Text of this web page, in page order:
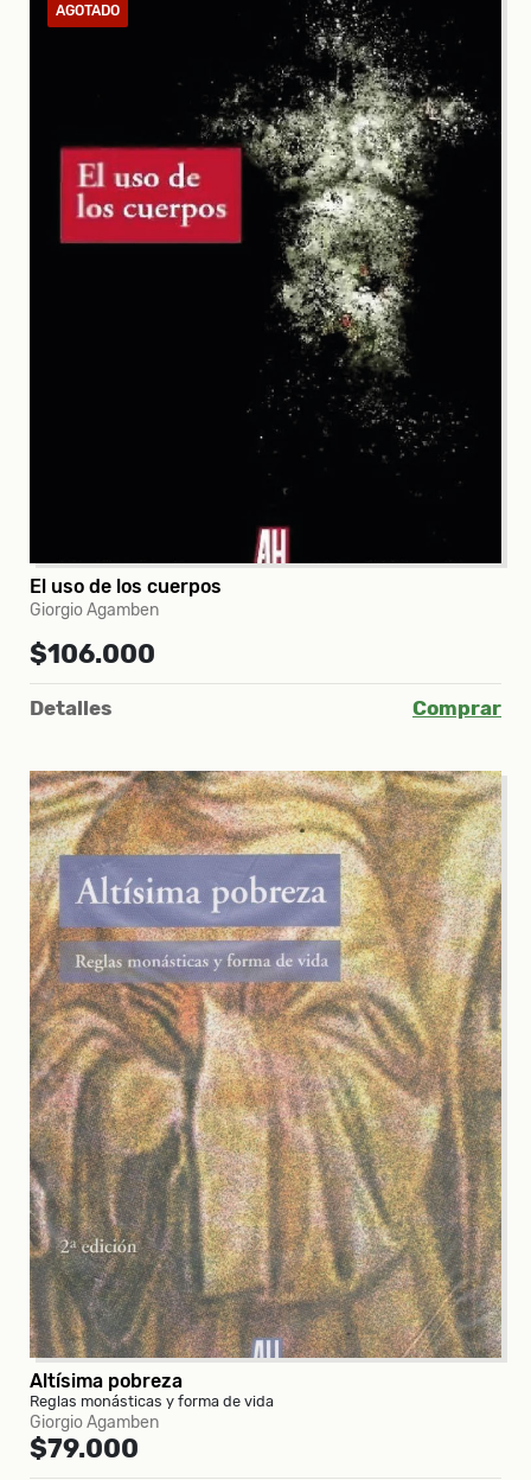
AGOTADO
El uso de los cuerpos
Giorgio Agamben
$106.000
Detalles Comprar
Altísima pobreza
Reglas monásticas y forma de vida
Giorgio Agamben
$79.000